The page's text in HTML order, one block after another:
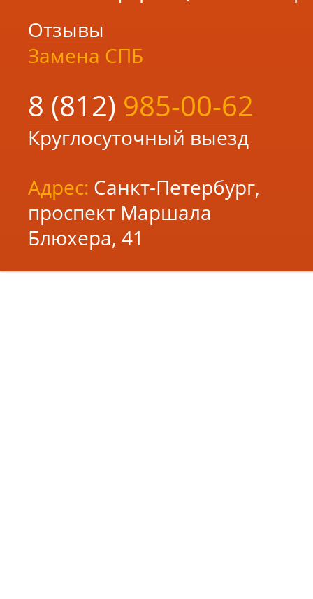
Отзывы
Замена СПБ
8 (812) 985-00-62
Круглосуточный выезд
Адрес: Санкт-Петербург,
проспект Маршала
Блюхера, 41